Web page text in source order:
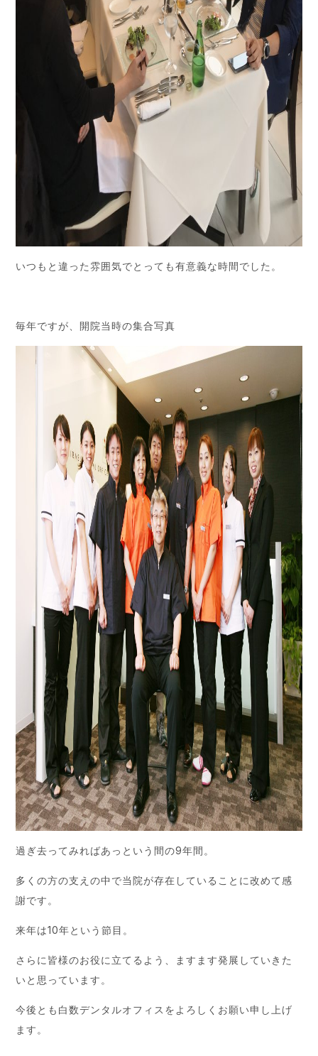
いつもと違った雰囲気でとっても有意義な時間でした。
毎年ですが、開院当時の集合写真
過ぎ去ってみればあっという間の9年間。
多くの方の支えの中で当院が存在していることに改めて感
謝です。
来年は10年という節目。
さらに皆様のお役に立てるよう、ますます発展していきた
いと思っています。
今後とも白数デンタルオフィスをよろしくお願い申し上げ
ます。